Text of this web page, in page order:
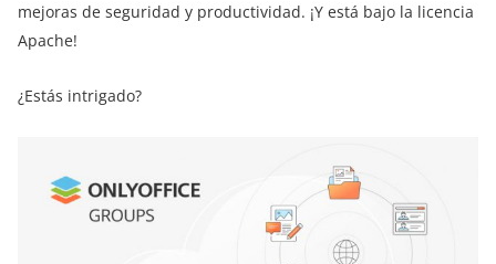
mejoras de seguridad y productividad. ¡Y está bajo la licencia
Apache!
¿Estás intrigado?